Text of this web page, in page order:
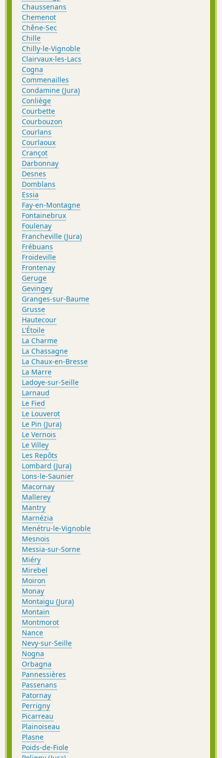
Chaussenans
Chemenot
Chêne-Sec
Chille
Chilly-le-Vignoble
Clairvaux-les-Lacs
Cogna
Commenailles
Condamine (Jura)
Conliège
Courbette
Courbouzon
Courlans
Courlaoux
Crançot
Darbonnay
Desnes
Domblans
Essia
Fay-en-Montagne
Fontainebrux
Foulenay
Francheville (Jura)
Frébuans
Froideville
Frontenay
Geruge
Gevingey
Granges-sur-Baume
Grusse
Hautecour
L'Étoile
La Charme
La Chassagne
La Chaux-en-Bresse
La Marre
Ladoye-sur-Seille
Larnaud
Le Fied
Le Louverot
Le Pin (Jura)
Le Vernois
Le Villey
Les Repôts
Lombard (Jura)
Lons-le-Saunier
Macornay
Mallerey
Mantry
Marnézia
Menétru-le-Vignoble
Mesnois
Messia-sur-Sorne
Miéry
Mirebel
Moiron
Monay
Montaigu (Jura)
Montain
Montmorot
Nance
Nevy-sur-Seille
Nogna
Orbagna
Pannessières
Passenans
Patornay
Perrigny
Picarreau
Plainoiseau
Plasne
Poids-de-Fiole